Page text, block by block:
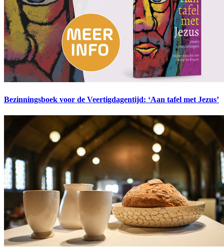
Bezinningsboek voor de Veertigdagentijd: ‘Aan tafel met Jezus’